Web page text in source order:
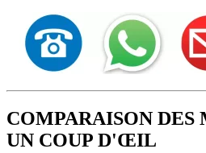
COMPARAISON DES
UN COUP D'ŒIL